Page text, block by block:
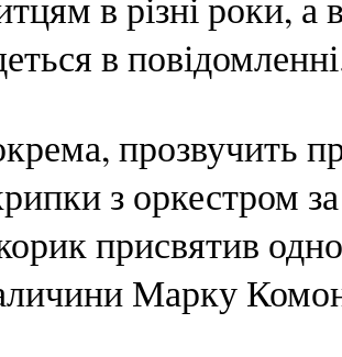
в
прозвучить
з оркестром
присвятив
Марку